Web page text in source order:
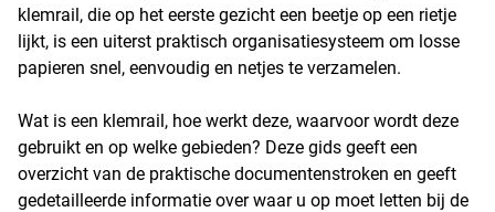
klemrail, die op het eerste gezicht een beetje op een rietje
lijkt, is een uiterst praktisch organisatiesysteem om losse
papieren snel, eenvoudig en netjes te verzamelen.
Wat is een klemrail, hoe werkt deze, waarvoor wordt deze
gebruikt en op welke gebieden? Deze gids geeft een
overzicht van de praktische documentenstroken en geeft
gedetailleerde informatie over waar u op moet letten bij de